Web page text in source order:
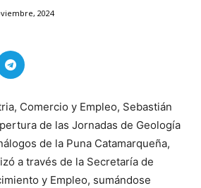
2024
Comercio y Empleo, Sebastián
de las Jornadas de Geología
de la Puna Catamarqueña,
a través de la Secretaría de
y Empleo, sumándose